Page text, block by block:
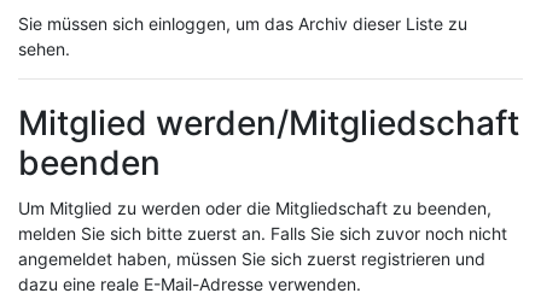
Sie müssen sich einloggen, um das Archiv dieser Liste zu
sehen.
Mitglied werden/Mitgliedschaft
beenden
Um Mitglied zu werden oder die Mitgliedschaft zu beenden,
melden Sie sich bitte zuerst an. Falls Sie sich zuvor noch nicht
angemeldet haben, müssen Sie sich zuerst registrieren und
dazu eine reale E-Mail-Adresse verwenden.